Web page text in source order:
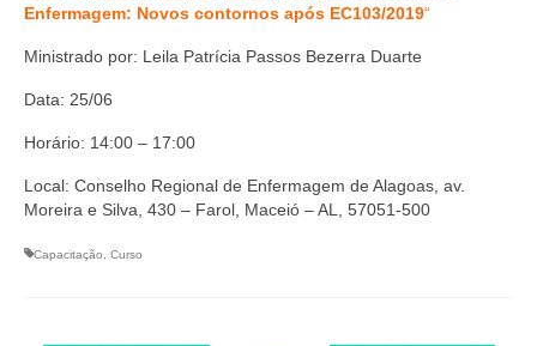
Suspensão do Exercício Profissional
Para Você
Enfermagem: Novos contornos após EC103/2019“
Ministrado por: Leila Patrícia Passos Bezerra Duarte
Data: 25/06
Horário: 14:00 – 17:00
Local: Conselho Regional de Enfermagem de Alagoas, av.
Moreira e Silva, 430 – Farol, Maceió – AL, 57051-500
Capacitação Curso